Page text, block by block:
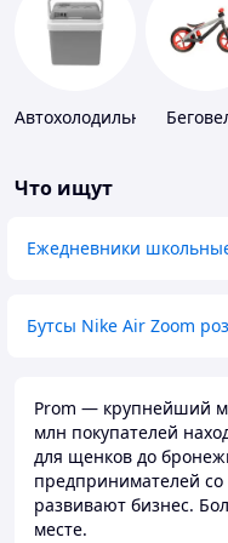
Автохолодильники
Что ищут
Ежедневники
Бутсы Nike Air Zoom
Prom — крупнейший
млн покупателей
для щенков до
предпринимателей
развивают бизнес.
месте.